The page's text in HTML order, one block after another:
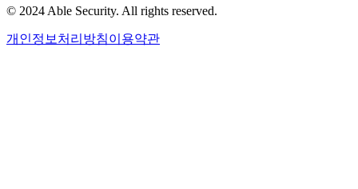
© 2024 Able Security. All rights reserved.
개인정보처리방침이용약관